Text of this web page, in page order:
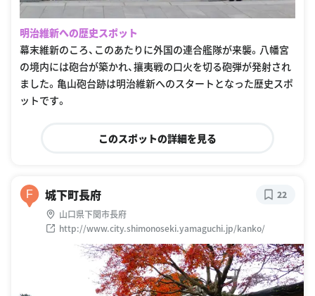
明治維新への歴史スポット
幕末維新のころ、このあたりに外国の連合艦隊が来襲。八幡宮
の境内には砲台が築かれ、攘夷戦の口火を切る砲弾が発射され
ました。亀山砲台跡は明治維新へのスタートとなった歴史スポ
ットです。
このスポットの詳細を見る
F 城下町長府
山口県下関市長府
http://www.city.shimonoseki.yamaguchi.jp/kanko/
22